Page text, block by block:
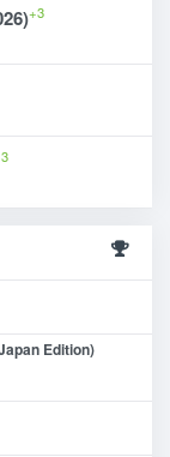
+3
Edition)